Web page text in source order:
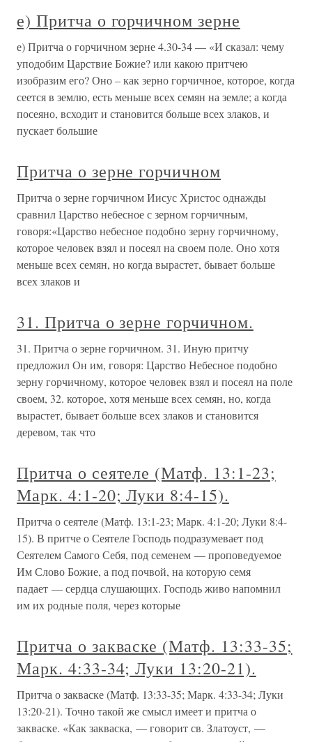
е) Притча о горчичном зерне
е) Притча о горчичном зерне 4.30-34 — «И сказал: чему
уподобим Царствие Божие? или какою притчею
изобразим его? Оно – как зерно горчичное, которое, когда
сеется в землю, есть меньше всех семян на земле; а когда
посеяно, всходит и становится больше всех злаков, и
пускает большие
Притча о зерне горчичном
Притча о зерне горчичном Иисус Христос однажды
сравнил Царство небесное с зерном горчичным,
говоря:«Царство небесное подобно зерну горчичному,
которое человек взял и посеял на своем поле. Оно хотя
меньше всех семян, но когда вырастет, бывает больше
всех злаков и
31. Притча о зерне горчичном.
31. Притча о зерне горчичном. 31. Иную притчу
предложил Он им, говоря: Царство Небесное подобно
зерну горчичному, которое человек взял и посеял на поле
своем, 32. которое, хотя меньше всех семян, но, когда
вырастет, бывает больше всех злаков и становится
деревом, так что
Притча о сеятеле (Матф. 13:1-23;
Марк. 4:1-20; Луки 8:4-15).
Притча о сеятеле (Матф. 13:1-23; Марк. 4:1-20; Луки 8:4-
15). В притче о Сеятеле Господь подразумевает под
Сеятелем Самого Себя, под семенем — проповедуемое
Им Слово Божие, а под почвой, на которую семя
падает — сердца слушающих. Господь живо напомнил
им их родные поля, через которые
Притча о закваске (Матф. 13:33-35;
Марк. 4:33-34; Луки 13:20-21).
Притча о закваске (Матф. 13:33-35; Марк. 4:33-34; Луки
13:20-21). Точно такой же смысл имеет и притча о
закваске. «Как закваска, — говорит св. Златоуст, —